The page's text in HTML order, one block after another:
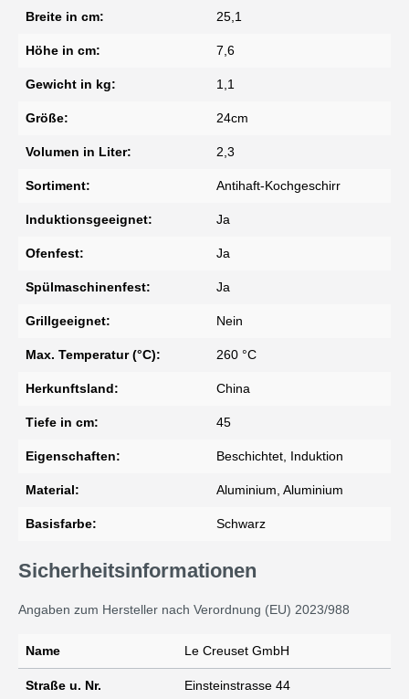
Breite in cm: 25,1
Höhe in cm: 7,6
Gewicht in kg: 1,1
Größe: 24cm
Volumen in Liter: 2,3
Sortiment: Antihaft-Kochgeschirr
Induktionsgeeignet: Ja
Ofenfest: Ja
Spülmaschinenfest: Ja
Grillgeeignet: Nein
Max. Temperatur (°C): 260 °C
Herkunftsland: China
Tiefe in cm: 45
Eigenschaften: Beschichtet, Induktion
Material: Aluminium, Aluminium
Basisfarbe: Schwarz
Sicherheitsinformationen
Angaben zum Hersteller nach Verordnung (EU) 2023/988
Name Le Creuset GmbH
Straße u. Nr. Einsteinstrasse 44